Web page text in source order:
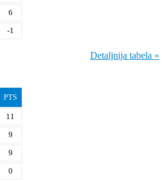
6
-1
Detaljnija tabela »
PTS
11
9
9
0